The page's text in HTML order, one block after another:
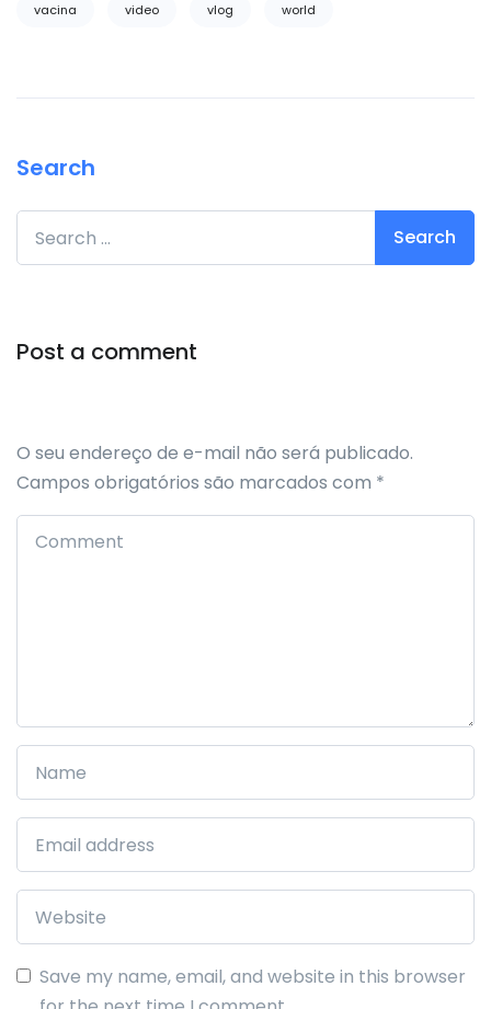
vacina video vlog world
Search
Search for:
Post a comment
O seu endereço de e-mail não será publicado.
Campos obrigatórios são marcados com *
Save my name, email, and website in this browser